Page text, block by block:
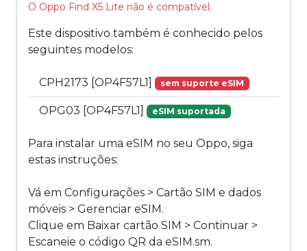
O Oppo Find X5 Lite não é compatível.
Este dispositivo também é conhecido pelos
seguintes modelos:
CPH2173 [OP4F57L1] sem suporte eSIM
OPG03 [OP4F57L1] eSIM suportada
Para instalar uma eSIM no seu Oppo, siga
estas instruções:
Vá em Configurações > Cartão SIM e dados
móveis > Gerenciar eSIM.
Clique em Baixar cartão SIM > Continuar >
Escaneie o código QR da eSIM.sm.